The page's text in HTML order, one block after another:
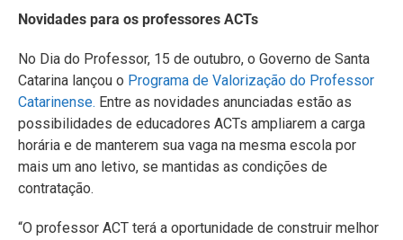
Novidades para os professores ACTs
No Dia do Professor, 15 de outubro, o Governo de Santa
Catarina lançou o Programa de Valorização do Professor
Catarinense. Entre as novidades anunciadas estão as
possibilidades de educadores ACTs ampliarem a carga
horária e de manterem sua vaga na mesma escola por
mais um ano letivo, se mantidas as condições de
contratação.
“O professor ACT terá a oportunidade de construir melhor